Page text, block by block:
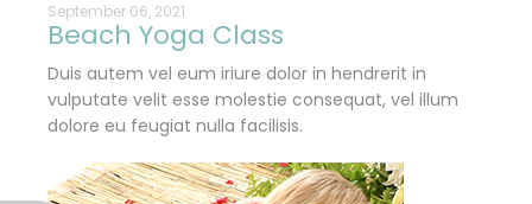
September 06, 2021
Beach Yoga Class
Duis autem vel eum iriure dolor in hendrerit in
vulputate velit esse molestie consequat, vel illum
dolore eu feugiat nulla facilisis.